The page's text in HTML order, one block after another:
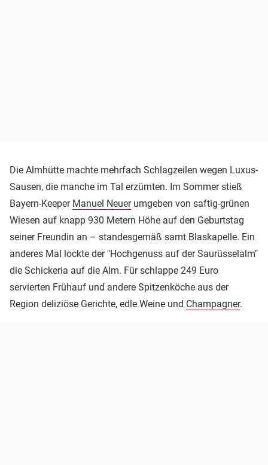
Die Almhütte machte mehrfach Schlagzeilen wegen Luxus-
Sausen, die manche im Tal erzürnten. Im Sommer stieß
Bayern-Keeper Manuel Neuerumgeben von saftig-grünen
Wiesen auf knapp 930 Metern Höhe auf den Geburtstag
seiner Freundin an – standesgemäß samt Blaskapelle. Ein
anderes Mal lockte der "Hochgenuss auf der Saurüsselalm"
die Schickeria auf die Alm. Für schlappe 249 Euro
servierten Frühauf und andere Spitzenköche aus der
Region deliziöse Gerichte, edle Weine und Champagner.